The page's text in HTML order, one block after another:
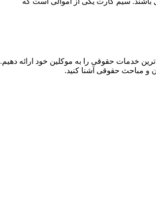
خدمات حقوقی را به موکلین خود ارائه دهیم.
و مباحث حقوقی آشنا کنید.